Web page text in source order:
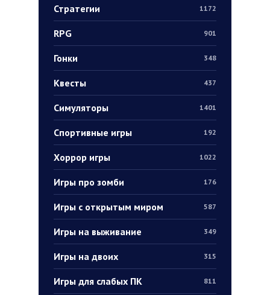
Стратегии 1172
RPG 901
Гонки 348
Квесты 437
Симуляторы 1401
Спортивные игры 192
Хоррор игры 1022
Игры про зомби 176
Игры с открытым миром 587
Игры на выживание 349
Игры на двоих 315
Игры для слабых ПК 811